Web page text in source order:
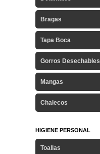
Bragas
Tapa Boca
Gorros Desechables
Mangas
Chalecos
HIGIENE PERSONAL
Toallas